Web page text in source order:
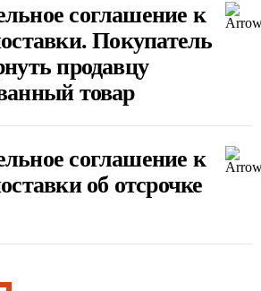
соглашение к
Покупатель
продавцу
товар
соглашение к
об отсрочке